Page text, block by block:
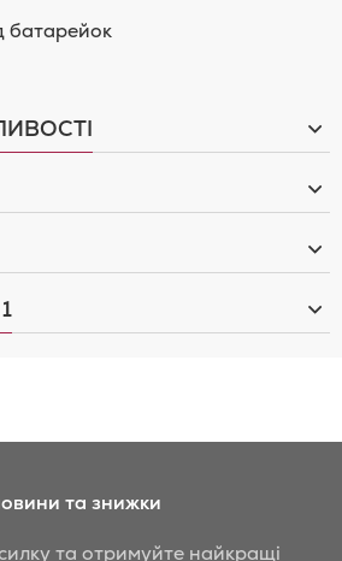
батарейок
1
та знижки
та отримуйте найкращі